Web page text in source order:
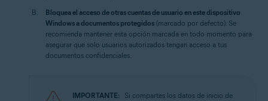
Bloquea el acceso de otras cuentas de usuario en este dispositivo
Windows a documentos protegidos (marcado por defecto): Se
recomienda mantener esta opción marcada en todo momento para
asegurar que solo usuarios autorizados tengan acceso a tus
documentos confidenciales.
IMPORTANTE:
Si compartes los datos de inicio de